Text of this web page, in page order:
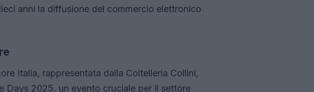
anni la diffusione del commercio elettronico
Italia, rappresentata dalla Coltelleria Collini,
Days 2025, un evento cruciale per il settore